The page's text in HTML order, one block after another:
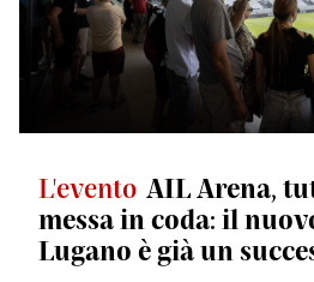
L'evento AIL Arena,
messa in coda: il
Lugano è già un